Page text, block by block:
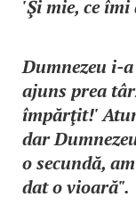
'Şi mie, ce îmi
Dumnezeu i-
ajuns prea
împărţit!'
dar
o secundă,
dat o vioară".